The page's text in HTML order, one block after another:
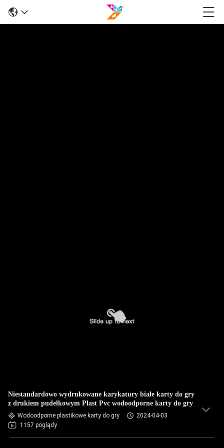
Niestandardowo wydrukowane karykatury białe karty do gry
z drukiem pudełkowym Plast Pvc wodoodporne karty do gry
Wodoodporne plastikowe karty do gry
2024-04-03
1157 poglądy